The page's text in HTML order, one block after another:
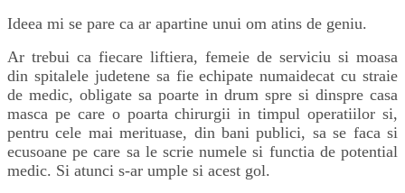
Ideea mi se pare ca ar apartine unui om atins de geniu.
Ar trebui ca fiecare liftiera, femeie de serviciu si moasa
din spitalele judetene sa fie echipate numaidecat cu straie
de medic, obligate sa poarte in drum spre si dinspre casa
masca pe care o poarta chirurgii in timpul operatiilor si,
pentru cele mai merituase, din bani publici, sa se faca si
ecusoane pe care sa le scrie numele si functia de potential
medic. Si atunci s-ar umple si acest gol.